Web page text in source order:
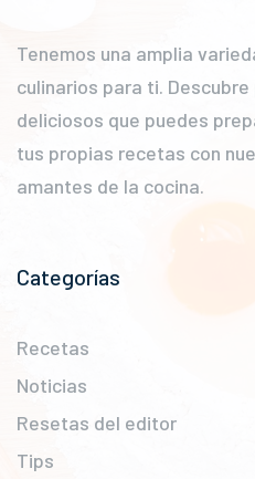
Tenemos una amplia
culinarios para ti.
deliciosos que puedes
tus propias recetas con
amantes de la cocina.
Categorías
Recetas
Noticias
Resetas del editor
Tips